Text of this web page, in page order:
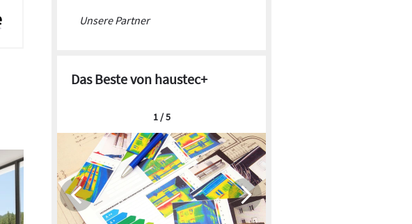
Unsere Partner
Das Beste von haustec+
1 / 5